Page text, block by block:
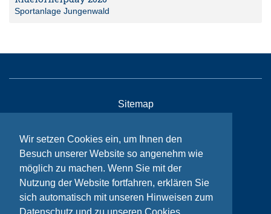
Wir setzen Cookies ein, um Ihnen den
Besuch unserer Website so angenehm wie
möglich zu machen. Wenn Sie mit der
Nutzung der Website fortfahren, erklären Sie
sich automatisch mit unseren Hinweisen zum
Sportanlage Jungenwald
Sitemap
Impressum
Datenschutzhinweise
© Bikeaid 2026